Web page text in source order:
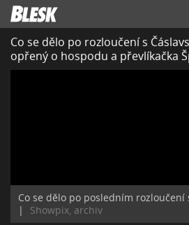
Co se dělo po rozloučení s
opřený o hospodu a převlíkačka
Co se dělo po posledním rozloučení
|
Showpix, archiv